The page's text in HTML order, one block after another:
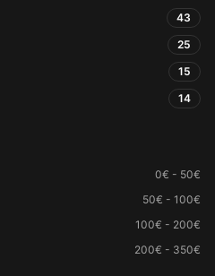
43
25
15
14
0€ - 50€
50€ - 100€
100€ - 200€
200€ - 350€